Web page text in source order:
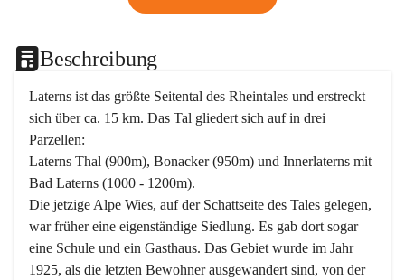
Beschreibung
Laterns ist das größte Seitental des Rheintales und erstreckt
sich über ca. 15 km. Das Tal gliedert sich auf in drei
Parzellen:
Laterns Thal (900m), Bonacker (950m) und Innerlaterns mit
Bad Laterns (1000 - 1200m).
Die jetzige Alpe Wies, auf der Schattseite des Tales gelegen,
war früher eine eigenständige Siedlung. Es gab dort sogar
eine Schule und ein Gasthaus. Das Gebiet wurde im Jahr
1925, als die letzten Bewohner ausgewandert sind, von der